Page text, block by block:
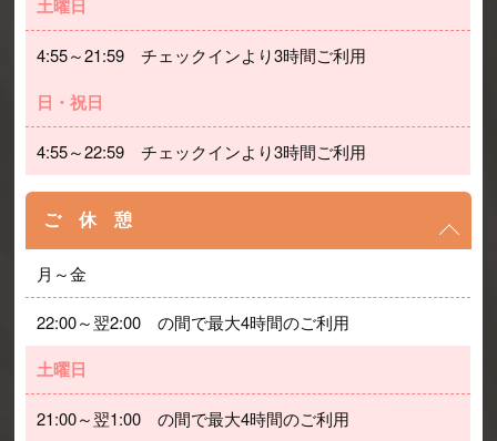
土曜日
4:55～21:59　チェックインより3時間ご利用
日・祝日
4:55～22:59　チェックインより3時間ご利用
ご 休 憩
月～金
22:00～翌2:00　の間で最大4時間のご利用
土曜日
21:00～翌1:00　の間で最大4時間のご利用